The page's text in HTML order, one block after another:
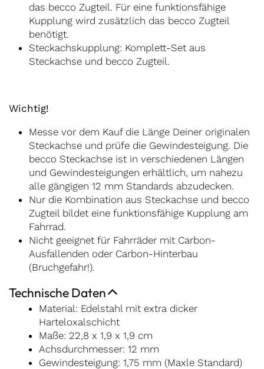
das becco Zugteil. Für eine funktionsfähige
Kupplung wird zusätzlich das becco Zugteil
benötigt.
Steckachskupplung: Komplett-Set aus
Steckachse und becco Zugteil.
Wichtig!
Messe vor dem Kauf die Länge Deiner originalen
Steckachse und prüfe die Gewindesteigung. Die
becco Steckachse ist in verschiedenen Längen
und Gewindesteigungen erhältlich, um nahezu
alle gängigen 12 mm Standards abzudecken.
Nur die Kombination aus Steckachse und becco
Zugteil bildet eine funktionsfähige Kupplung am
Fahrrad.
Nicht geeignet für Fahrräder mit Carbon-
Ausfallenden oder Carbon-Hinterbau
(Bruchgefahr!).
Technische Daten
Material: Edelstahl mit extra dicker
Harteloxalschicht
Maße: 22,8 x 1,9 x 1,9 cm
Achsdurchmesser: 12 mm
Gewindesteigung: 1,75 mm (Maxle Standard)